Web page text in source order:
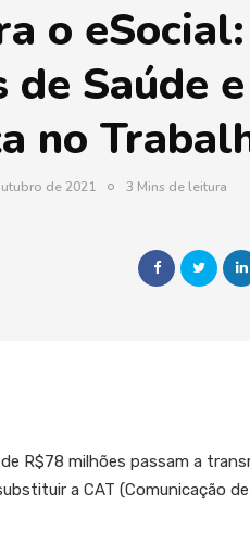
o eSocial:
de Saúde e
no
de 2021 3 Mins de leitura
R$78 milhões passam a
a CAT (Comunicação